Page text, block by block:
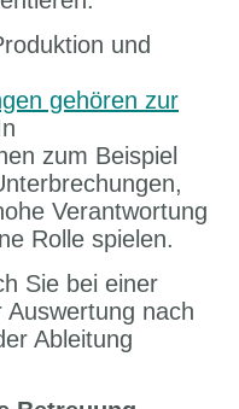
und
gehören zur
zum Beispiel
Verantwortung
Rolle spielen.
Sie bei einer
nach
Ableitung